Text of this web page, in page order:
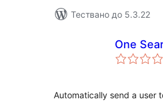
Тествано до 5.3.22
One
Automatically send a user